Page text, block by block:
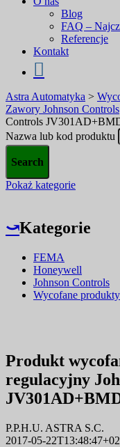
Blog
FAQ –
Referencje
Kontakt
Astra Automatyka >
Zawory Johnson Controls
Controls
Nazwa lub kod produktu
Pokaż kategorie
⤻Kategorie
FEMA
Honeywell
Johnson Controls
Wycofane
Produkt
regulacyjny
P.P.H.U. ASTRA S.C.
2017-05-